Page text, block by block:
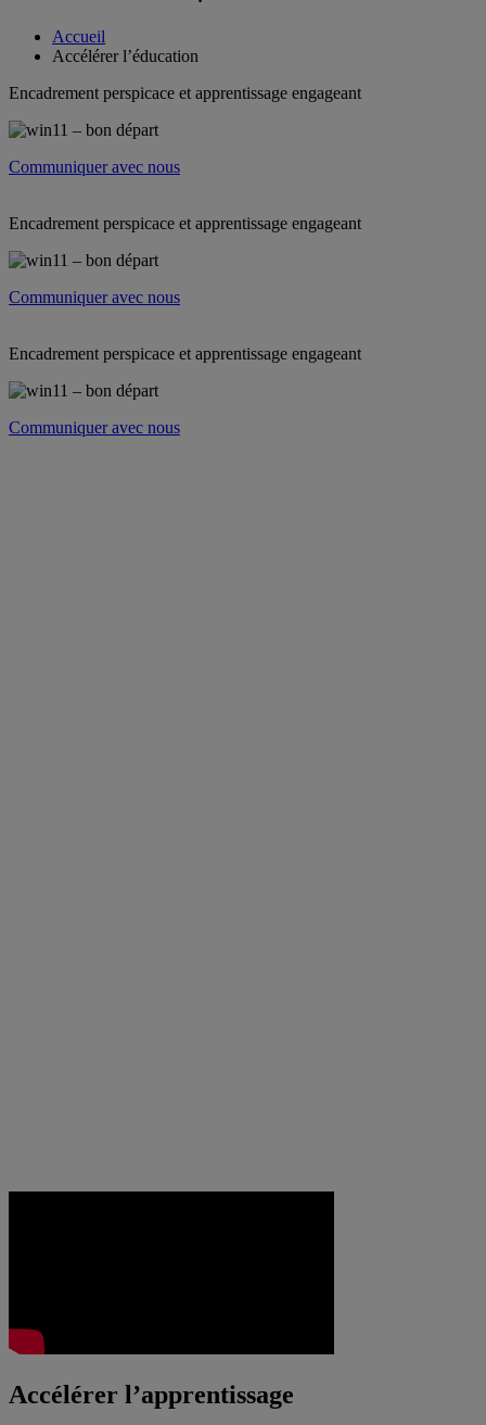
Accueil
Accélérer l’éducation
Encadrement perspicace et apprentissage engageant
Communiquer avec nous
Encadrement perspicace et apprentissage engageant
Communiquer avec nous
Encadrement perspicace et apprentissage engageant
Communiquer avec nous
Accélérer l’apprentissage